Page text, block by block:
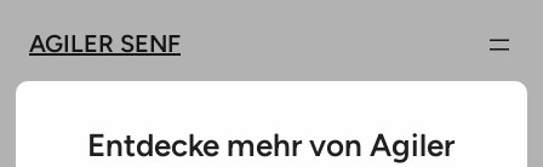
Inhalt
springen
AGILER SENF
Entdecke mehr von Agiler